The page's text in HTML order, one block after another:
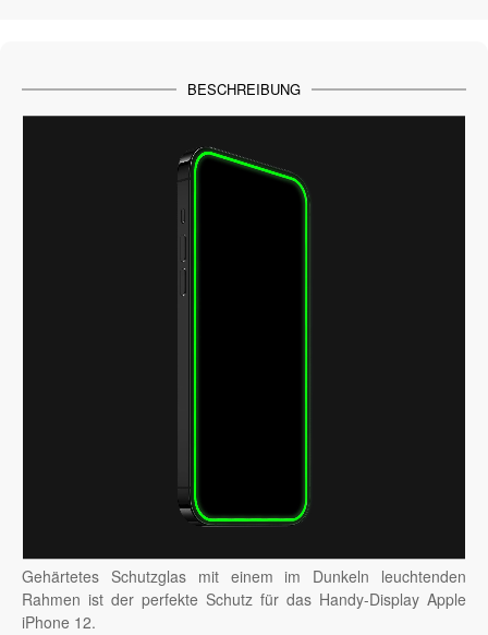
BESCHREIBUNG
Gehärtetes Schutzglas mit einem im Dunkeln leuchtenden
Rahmen ist der perfekte Schutz für das Handy-Display Apple
iPhone 12.